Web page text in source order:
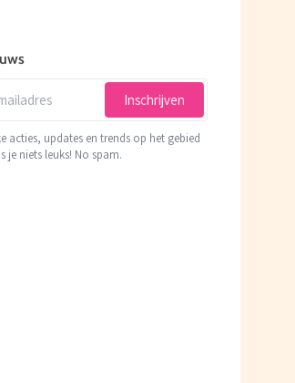
Inschrijven
acties, updates en trends op het gebied
je niets leuks! No spam.